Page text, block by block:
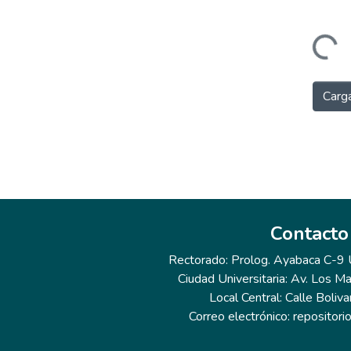
Contacto
Rectorado: Prolog. Ayabaca C-9
Ciudad Universitaria: Av. Los
Local Central: Calle
Correo electrónico: